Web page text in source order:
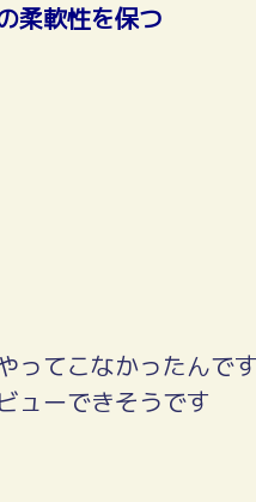
柔軟性を保つ
ってこなかったんで
ューできそうです